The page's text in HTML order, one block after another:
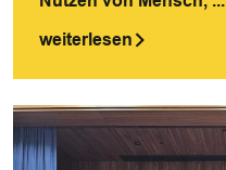
weiterlesen